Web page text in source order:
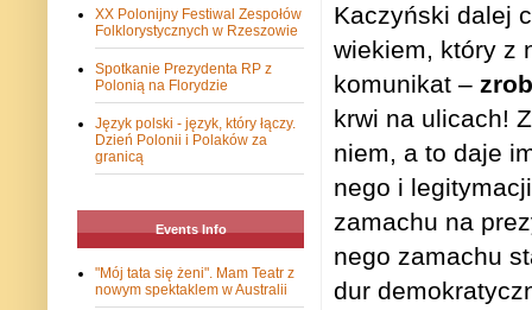
Kaczyń­ski dalej
wie­kiem, który z
komu­ni­kat –
krwi na uli­cach!
niem, a to daje
nego i
zama­chu na
nego zama­chu
dur
XX Polonijny Festiwal Zespołów
Folklorystycznych w Rzeszowie
Spotkanie Prezydenta RP z
Polonią na Florydzie
Język polski - język, który łączy.
Dzień Polonii i Polaków za
granicą
Events Info
"Mój tata się żeni". Mam Teatr z
nowym spektaklem w Australii